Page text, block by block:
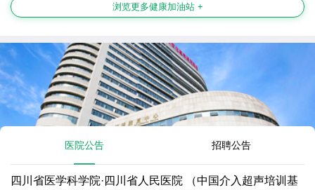
浏览更多健康加油站 +
医院公告 招聘公告
四川省医学科学院·四川省人民医院 （中国介入超声培训基